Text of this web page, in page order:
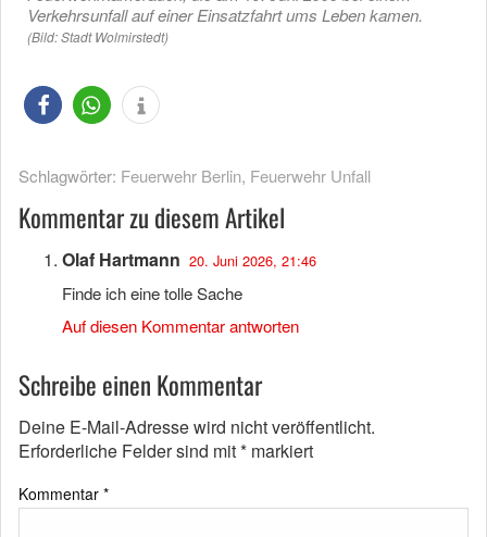
Verkehrsunfall auf einer Einsatzfahrt ums Leben kamen.
(Bild: Stadt Wolmirstedt)
Schlagwörter: Feuerwehr Berlin, Feuerwehr Unfall
Kommentar zu diesem Artikel
Olaf Hartmann 20. Juni 2026, 21:46
Finde ich eine tolle Sache
Auf diesen Kommentar antworten
Schreibe einen Kommentar
Deine E-Mail-Adresse wird nicht veröffentlicht.
Erforderliche Felder sind mit* markiert
Kommentar *